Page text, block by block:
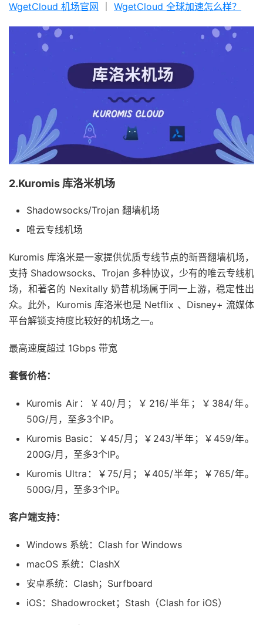
WgetCloud 机场官网 WgetCloud 全球加速怎么样？
2.Kuromis 库洛米机场
Shadowsocks/Trojan 翻墙机场
唯云专线机场
Kuromis 库洛米是一家提供优质专线节点的新晋翻墙机场，
支持 Shadowsocks、Trojan 多种协议，少有的唯云专线机
场，和著名的 Nexitally 奶昔机场属于同一上游，稳定性出
众。此外，Kuromis 库洛米也是 Netflix 、Disney+ 流媒体
平台解锁支持度比较好的机场之一。
最高速度超过 1Gbps 带宽
套餐价格：
Kuromis Air：￥40/月；￥216/半年；￥384/年。
50G/月，至多3个IP。
Kuromis Basic：￥45/月；￥243/半年；￥459/年。
200G/月，至多3个IP。
Kuromis Ultra：￥75/月；￥405/半年；￥765/年。
500G/月，至多3个IP。
客户端支持：
Windows 系统：Clash for Windows
macOS 系统：ClashX
安卓系统：Clash；Surfboard
iOS：Shadowrocket；Stash（Clash for iOS）